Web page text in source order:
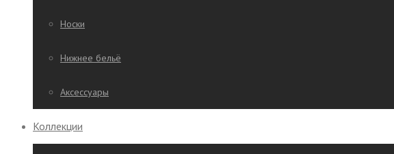
Носки
Нижнее бельё
Аксессуары
Коллекции